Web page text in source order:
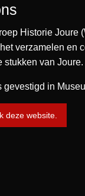
Historie Joure
verzamelen en
stukken van Joure.
gevestigd in
deze website.